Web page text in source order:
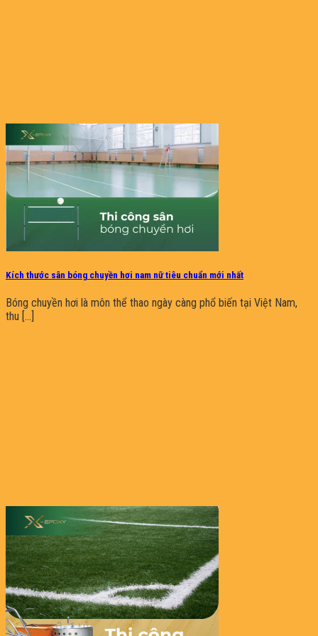
Kích thước sân bóng chuyền hơi nam nữ tiêu chuẩn mới nhất
Bóng chuyền hơi là môn thể thao ngày càng phổ biến tại Việt Nam,
thu [...]